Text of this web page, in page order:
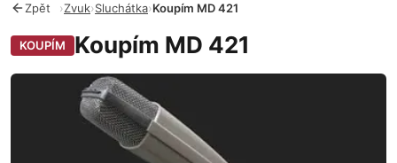
Zpět ›Zvuk›Sluchátka›Koupím MD 421
KOUPÍM Koupím MD 421
Fotografie